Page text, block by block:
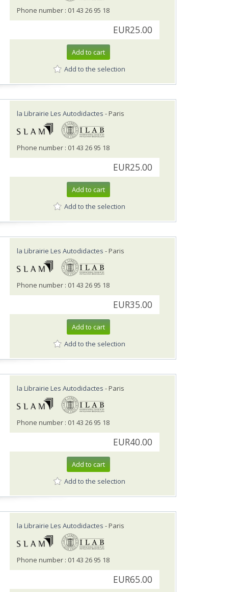
Phone number : 01 43 26 95 18
EUR25.00
Add to cart
Add to the selection
la Librairie Les Autodidactes - Paris
Phone number : 01 43 26 95 18
EUR25.00
Add to cart
Add to the selection
la Librairie Les Autodidactes - Paris
Phone number : 01 43 26 95 18
EUR35.00
Add to cart
Add to the selection
la Librairie Les Autodidactes - Paris
Phone number : 01 43 26 95 18
EUR40.00
Add to cart
Add to the selection
la Librairie Les Autodidactes - Paris
Phone number : 01 43 26 95 18
EUR65.00